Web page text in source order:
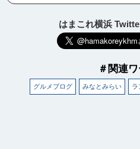
はまこれ横浜
＃関連
グルメブログ みなとみらい ラ